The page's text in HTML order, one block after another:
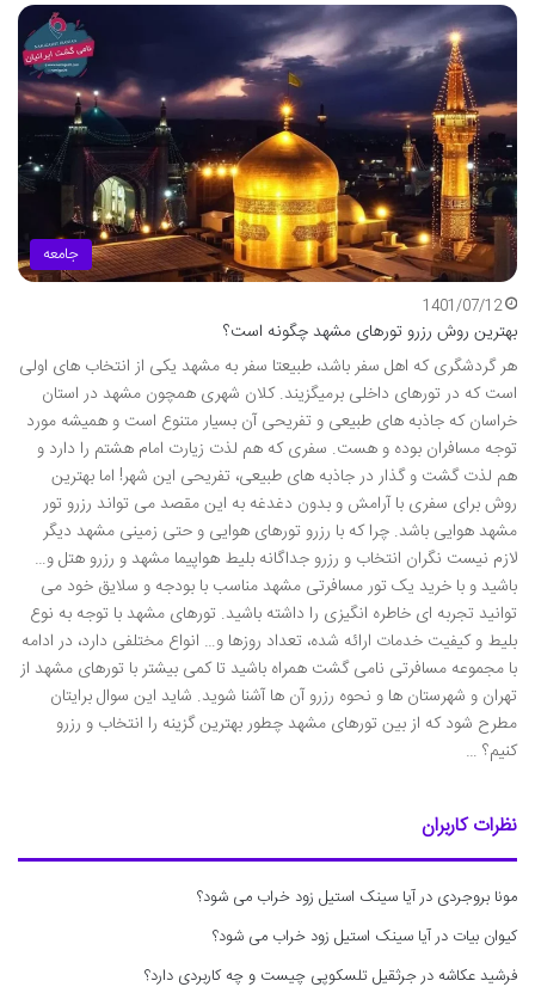
جامعه
1401/07/12
بهترین روش رزرو تورهای مشهد چگونه است؟
هر گردشگری که اهل سفر باشد، طبیعتا سفر به مشهد یکی از انتخاب‌ های اولی
است که در تورهای داخلی برمیگزیند. کلان‌ شهری همچون مشهد در استان
خراسان که جاذبه های طبیعی و تفریحی آن بسیار متنوع است و همیشه مورد
توجه مسافران بوده و هست. سفری که هم لذت زیارت امام هشتم را دارد و
هم لذت گشت و گذار در جاذبه های طبیعی، تفریحی این شهر! اما بهترین
روش برای سفری با آرامش و بدون دغدغه به این مقصد می ‌تواند رزرو تور
مشهد هوایی باشد. چرا که با رزرو تورهای هوایی و حتی زمینی مشهد دیگر
لازم نیست نگران انتخاب و رزرو جداگانه بلیط هواپیما مشهد و رزرو هتل و…
باشید و با خرید یک تور مسافرتی مشهد مناسب با بودجه و سلایق خود می
‌توانید تجربه‌ ای خاطره انگیزی را داشته باشید. تورهای مشهد با توجه به نوع
بلیط و کیفیت خدمات ارائه شده، تعداد روزها و… انواع مختلفی دارد، در ادامه
با مجموعه مسافرتی نامی گشت همراه باشید تا کمی بیشتر با تورهای مشهد از
تهران و شهرستان ها و نحوه رزرو آن ‌ها آشنا شوید. شاید این سوال برایتان
مطرح شود که از بین تورهای مشهد چطور بهترین گزینه را انتخاب و رزرو
کنیم؟ …
نظرات کاربران
مونا بروجردی درآیا سینک استیل زود خراب می شود؟
کیوان بیات درآیا سینک استیل زود خراب می شود؟
فرشید عکاشه درجرثقیل تلسکوپی چیست و چه کاربردی دارد؟